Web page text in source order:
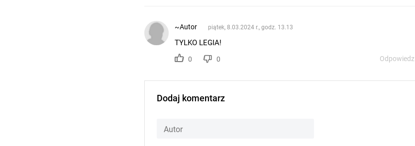
~Autor piątek, 8.03.2024 r., godz. 13.13
TYLKO LEGIA!
0 0 Odpowiedz
Dodaj komentarz